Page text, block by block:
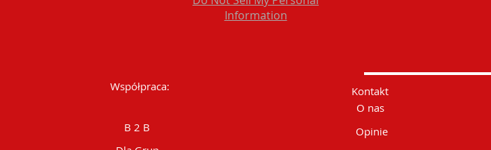
Information
Współpraca:
B 2 B
Kontakt
O nas
Opinie